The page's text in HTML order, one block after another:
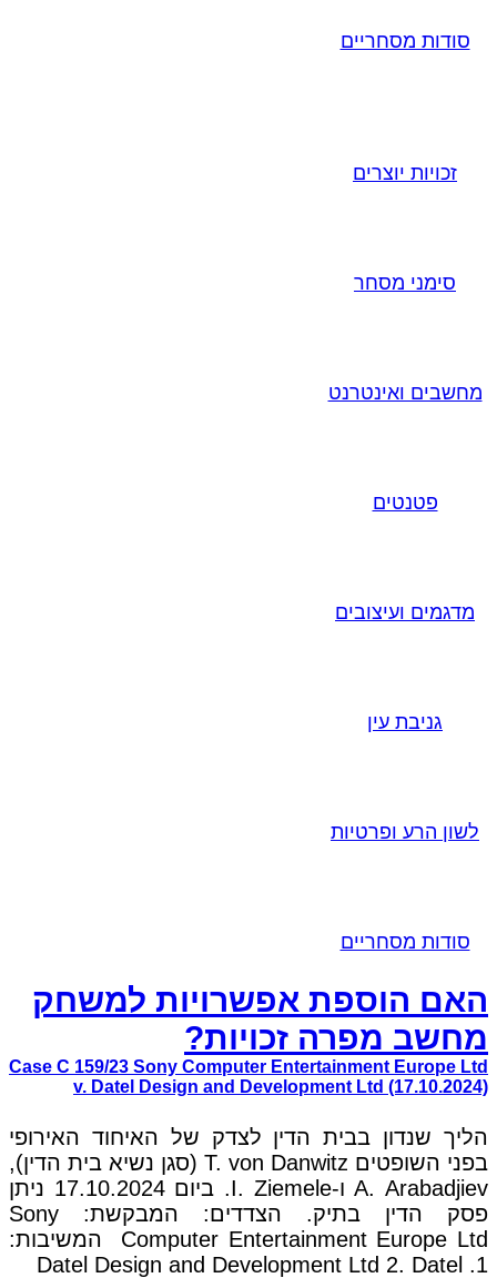
סודות מסחריים
זכויות יוצרים
סימני מסחר
מחשבים ואינטרנט
פטנטים
מדגמים ועיצובים
גניבת עין
לשון הרע ופרטיות
סודות מסחריים
האם הוספת אפשרויות למשחק
מחשב מפרה זכויות?
Case C 159/23 Sony Computer Entertainment Europe Ltd
v. Datel Design and Development Ltd (17.10.2024)
הליך שנדון בבית הדין לצדק של האיחוד האירופי
בפני השופטים T. von Danwitz (סגן נשיא בית הדין),
A. Arabadjiev ו-I. Ziemele. ביום 17.10.2024 ניתן
פסק הדין בתיק. הצדדים: המבקשת: Sony
Computer Entertainment Europe Ltd המשיבות:
1. Datel Design and Development Ltd 2. Datel